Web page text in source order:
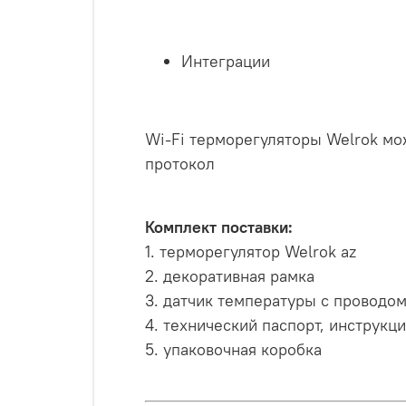
Интеграции
Wi-Fi терморегуляторы Welrok
протокол
Комплект поставки:
1. терморегулятор Welrok az
2. декоративная рамка
3. датчик температуры с
4. технический паспорт,
5. упаковочная коробка